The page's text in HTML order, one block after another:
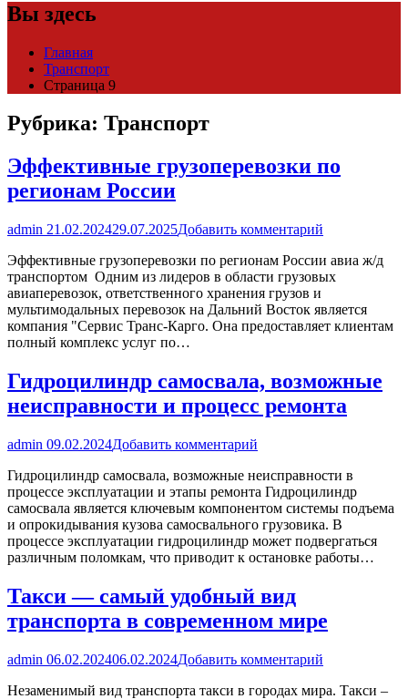
Вы здесь
Главная
Транспорт
Страница 9
Рубрика: Транспорт
Эффективные грузоперевозки по
регионам России
admin 21.02.202429.07.2025Добавить комментарий
Эффективные грузоперевозки по регионам России авиа ж/д
транспортом Одним из лидеров в области грузовых
авиаперевозок, ответственного хранения грузов и
мультимодальных перевозок на Дальний Восток является
компания "Сервис Транс-Карго. Она предоставляет клиентам
полный комплекс услуг по…
Гидроцилиндр самосвала, возможные
неисправности и процесс ремонта
admin 09.02.2024Добавить комментарий
Гидроцилиндр самосвала, возможные неисправности в
процессе эксплуатации и этапы ремонта Гидроцилиндр
самосвала является ключевым компонентом системы подъема
и опрокидывания кузова самосвального грузовика. В
процессе эксплуатации гидроцилиндр может подвергаться
различным поломкам, что приводит к остановке работы…
Такси — самый удобный вид
транспорта в современном мире
admin 06.02.202406.02.2024Добавить комментарий
Незаменимый вид транспорта такси в городах мира. Такси –